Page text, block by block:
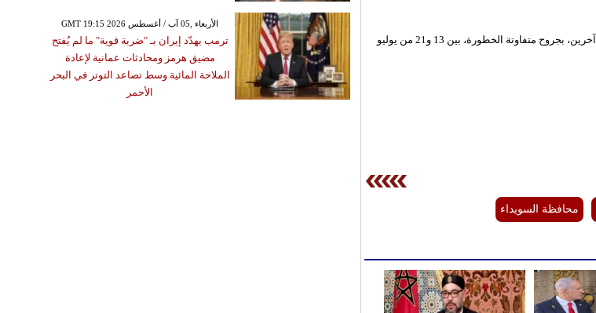
كما وثّقت "الشبكة السورية لحقوق الإنسان" مقتل ما لا يقل عن 558 شخصاً، وإصابة أكثر من 783 آخرين، بجروح متفاوتة الخطورة، بين 13 و21 من يوليو
محافظة السويداء
GMT 19:15 2026 الأربعاء ,05 آب / أغسطس
ترمب يهدّد إيران بـ "ضربة قوية" ما لم يُفتح
مضيق هرمز ومحادثات عمانية لإعادة
الملاحة المائية وسط تصاعد التوتر في البحر
الأحمر